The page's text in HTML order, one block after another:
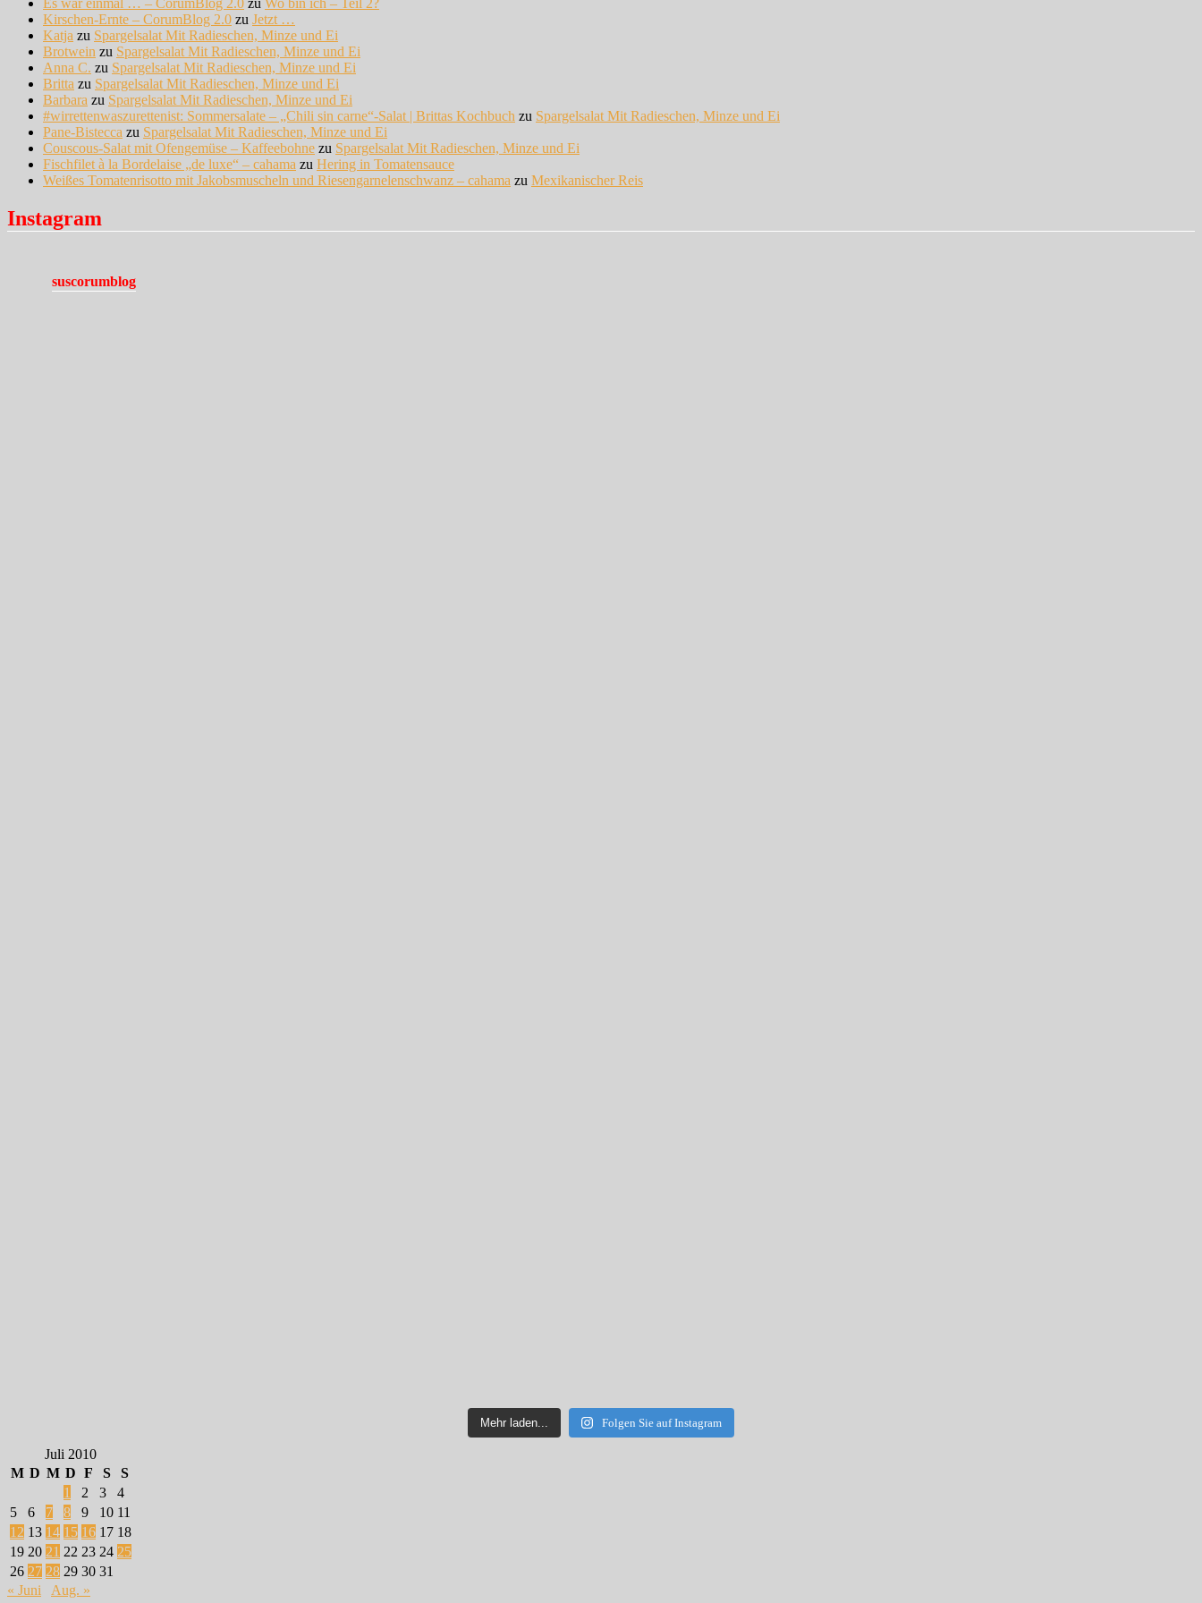
Es war einmal … – CorumBlog 2.0 zu Wo bin ich – Teil 2?
Kirschen-Ernte – CorumBlog 2.0 zu Jetzt …
Katja zu Spargelsalat Mit Radieschen, Minze und Ei
Brotwein zu Spargelsalat Mit Radieschen, Minze und Ei
Anna C. zu Spargelsalat Mit Radieschen, Minze und Ei
Britta zu Spargelsalat Mit Radieschen, Minze und Ei
Barbara zu Spargelsalat Mit Radieschen, Minze und Ei
#wirrettenwaszurettenist: Sommersalate – „Chili sin carne“-Salat | Brittas Kochbuch zu Spargelsalat Mit Radieschen, Minze und Ei
Pane-Bistecca zu Spargelsalat Mit Radieschen, Minze und Ei
Couscous-Salat mit Ofengemüse – Kaffeebohne zu Spargelsalat Mit Radieschen, Minze und Ei
Fischfilet à la Bordelaise „de luxe“ – cahama zu Hering in Tomatensauce
Weißes Tomatenrisotto mit Jakobsmuscheln und Riesengarnelenschwanz – cahama zu Mexikanischer Reis
Instagram
suscorumblog
Mehr laden... Folgen Sie auf Instagram
Juli 2010
M D M D F S
S
1
2 3
4
5
6 7 8 9 10 11
12 13 14 15 16 17 18
19 20 21 22 23 24 25
26 27 28 29 30 31
« Juni
Aug. »